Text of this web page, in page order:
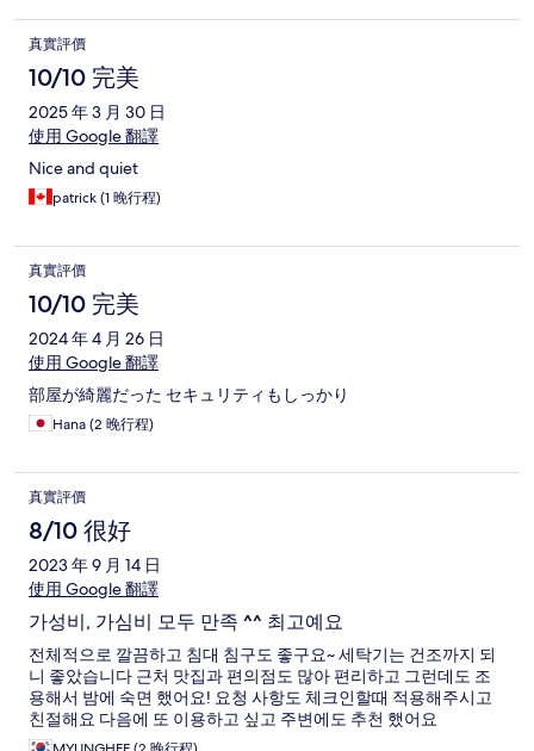
真實評價
10/10 完美
2025 年 3 月 30 日
使用 Google 翻譯
Nice and quiet
patrick (1 晚行程)
真實評價
10/10 完美
2024 年 4 月 26 日
使用 Google 翻譯
部屋が綺麗だった セキュリティもしっかり
Hana (2 晚行程)
真實評價
8/10 很好
2023 年 9 月 14 日
使用 Google 翻譯
가성비, 가심비 모두 만족 ^^ 최고예요
전체적으로 깔끔하고 침대 침구도 좋구요~ 세탁기는 건조까지 되
니 좋았습니다 근처 맛집과 편의점도 많아 편리하고 그런데도 조
용해서 밤에 숙면 했어요! 요청 사항도 체크인할때 적용해주시고
친절해요 다음에 또 이용하고 싶고 주변에도 추천 했어요